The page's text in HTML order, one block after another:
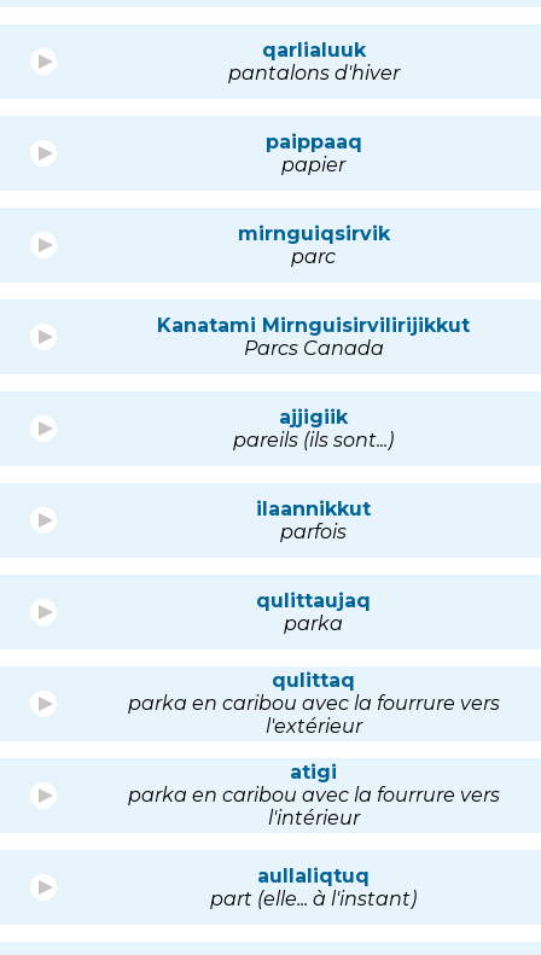
qarlialuuk
pantalons d'hiver
paippaaq
papier
mirnguiqsirvik
parc
Kanatami Mirnguisirvilirijikkut
Parcs Canada
ajjigiik
pareils (ils sont...)
ilaannikkut
parfois
qulittaujaq
parka
qulittaq
parka en caribou avec la fourrure vers
l'extérieur
atigi
parka en caribou avec la fourrure vers
l'intérieur
aullaliqtuq
part (elle... à l'instant)